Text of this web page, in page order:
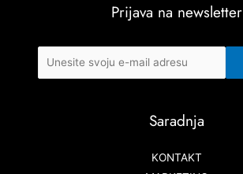
Prijava na newsletter
Saradnja
KONTAKT